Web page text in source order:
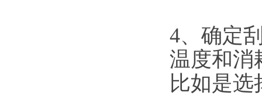
4、确定
温度和消
比如是